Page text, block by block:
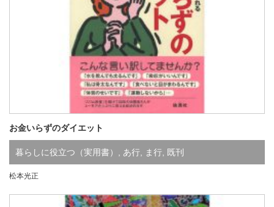
お金いらずのダイエット
暮らしに役立つ（実用書） , あ行, ま行, 既刊
松本光正